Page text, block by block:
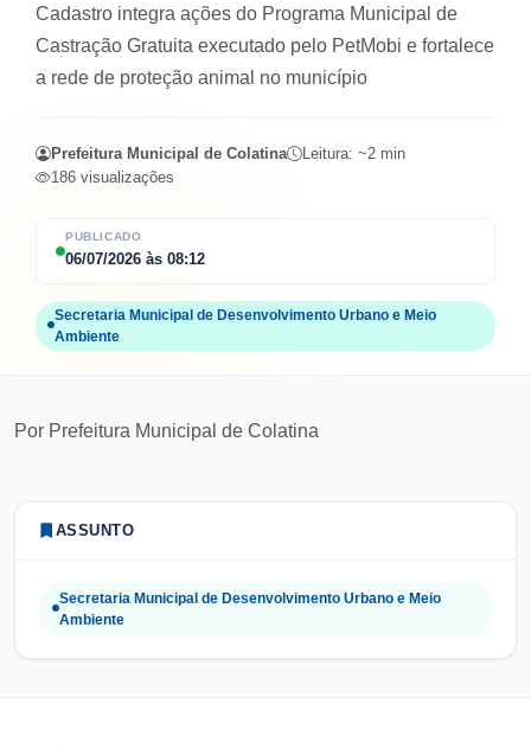
PUBLICADO
06/07/2026 às 08:12
Secretaria Municipal de Desenvolvimento Urbano e Meio
Ambiente
Cadastro integra ações do Programa Municipal de
Castração Gratuita executado pelo PetMobi e fortalece
a rede de proteção animal no município
Prefeitura Municipal de Colatina Leitura: ~2 min
186 visualizações
Por Prefeitura Municipal de Colatina
ASSUNTO
Secretaria Municipal de Desenvolvimento Urbano e Meio
Ambiente